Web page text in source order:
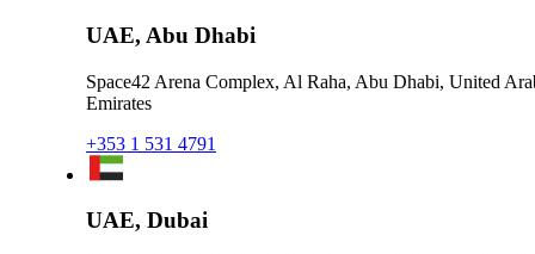
UAE, Abu Dhabi
Space42 Arena Complex, Al Raha, Abu Dhabi, United
Emirates
+353 1 531 4791
UAE, Dubai